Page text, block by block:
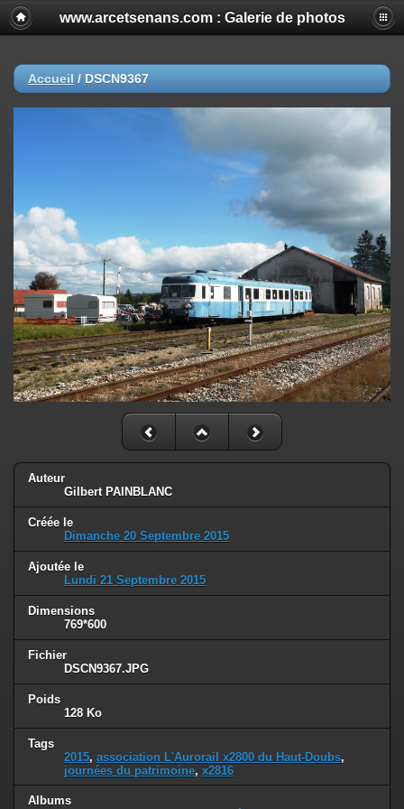
www.arcetsenans.com : Galerie de photos
Accueil / DSCN9367
Auteur
Gilbert PAINBLANC
Créée le
Dimanche 20 Septembre 2015
Ajoutée le
Lundi 21 Septembre 2015
Dimensions
769*600
Fichier
DSCN9367.JPG
Poids
128 Ko
Tags
2015, association L'Aurorail x2800 du Haut-Doubs,
journées du patrimoine, x2816
Albums